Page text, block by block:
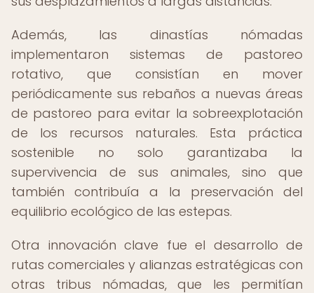
Además, las dinastías nómadas
implementaron sistemas de pastoreo
rotativo, que consistían en mover
periódicamente sus rebaños a nuevas áreas
de pastoreo para evitar la sobreexplotación
de los recursos naturales. Esta práctica
sostenible no solo garantizaba la
supervivencia de sus animales, sino que
también contribuía a la preservación del
equilibrio ecológico de las estepas.
Otra innovación clave fue el desarrollo de
rutas comerciales y alianzas estratégicas con
otras tribus nómadas, que les permitían